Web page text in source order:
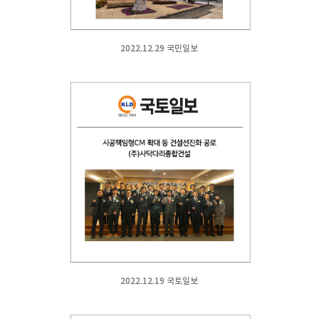
2022.12.29 국민일보
2022.12.19 국토일보